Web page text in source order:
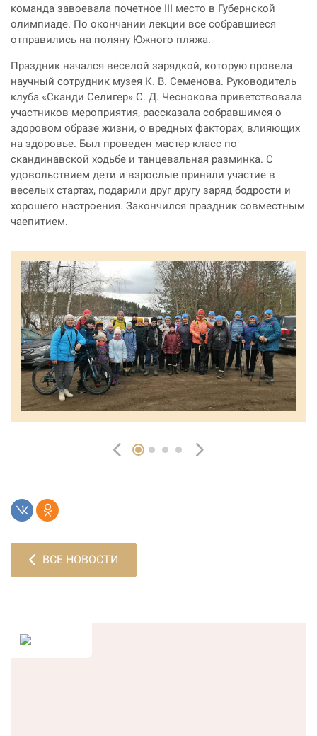
команда завоевала почетное III место в Губернской
олимпиаде. По окончании лекции все собравшиеся
отправились на поляну Южного пляжа.
Праздник начался веселой зарядкой, которую провела
научный сотрудник музея К. В. Семенова. Руководитель
клуба «Сканди Селигер» С. Д. Чеснокова приветствовала
участников мероприятия, рассказала собравшимся о
здоровом образе жизни, о вредных факторах, влияющих
на здоровье. Был проведен мастер-класс по
скандинавской ходьбе и танцевальная разминка. С
удовольствием дети и взрослые приняли участие в
веселых стартах, подарили друг другу заряд бодрости и
хорошего настроения. Закончился праздник совместным
чаепитием.
ВСЕ НОВОСТИ